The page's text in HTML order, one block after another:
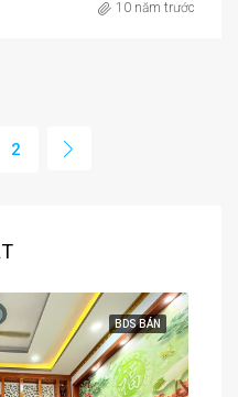
10 năm trước
2
BDS BÁN